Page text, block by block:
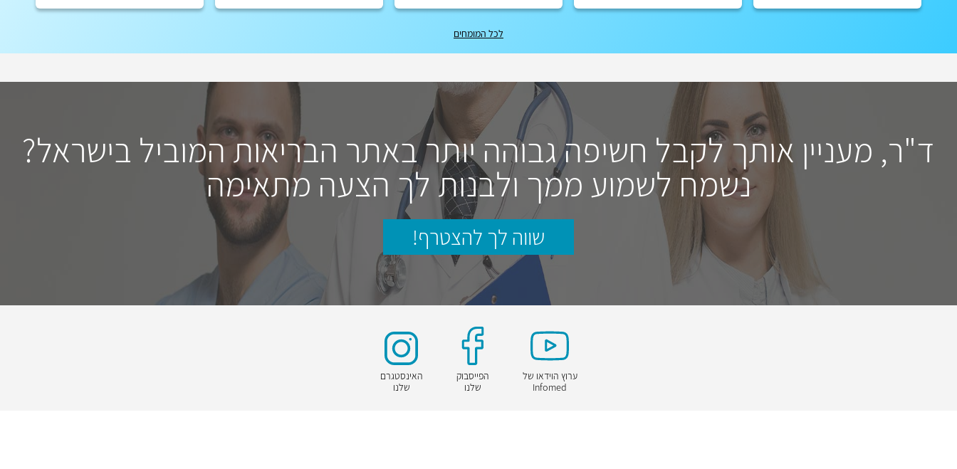
לכל המומחים
ד"ר, מעניין אותך לקבל חשיפה גבוהה יותר באתר הבריאות המוביל בישראל?
נשמח לשמוע ממך ולבנות לך הצעה מתאימה
שווה לך להצטרף!
ערוץ הוידאו של
Infomed
הפייסבוק
שלנו
האינסטגרם
שלנו